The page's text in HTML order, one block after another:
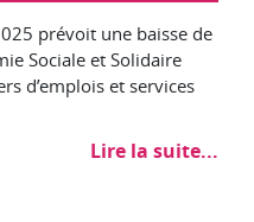
prévoit une baisse de
Sociale et Solidaire
d’emplois et services
Lire la suite...